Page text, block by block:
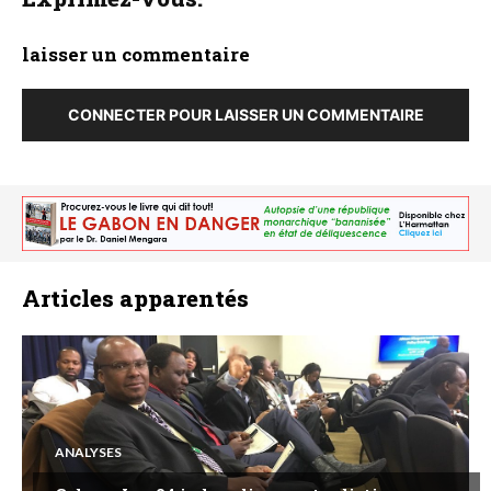
laisser un commentaire
CONNECTER POUR LAISSER UN COMMENTAIRE
Articles apparentés
ANALYSES